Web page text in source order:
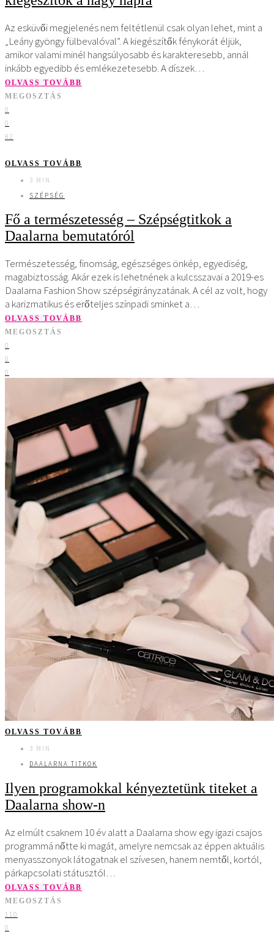
Az esküvői megjelenés nem feltétlenül csak olyan lehet, mint a
„Leány gyöngy fülbevalóval”. A kiegészítők fénykorát éljük,
amikor valami minél hangsúlyosabb és karakteresebb, annál
inkább egyedibb és emlékezetesebb. A díszek…
OLVASS TOVÁBB
MEGOSZTÁS
0
0
82
OLVASS TOVÁBB
3 MIN
SZÉPSÉG
Fő a természetesség – Szépségtitkok a
Daalarna bemutatóról
Természetesség, finomság, egészséges önkép, egyediség,
magabiztosság. Akár ezek is lehetnének a kulcsszavai a 2019-es
Daalarna Fashion Show szépségirányzatának. A cél az volt, hogy
a karizmatikus és erőteljes színpadi sminket a…
OLVASS TOVÁBB
MEGOSZTÁS
0
0
0
OLVASS TOVÁBB
3 MIN
DAALARNA TITKOK
Ilyen programokkal kényeztetünk titeket a
Daalarna show-n
Az elmúlt csaknem 10 év alatt a Daalarna show egy igazi csajos
programmá nőtte ki magát, amelyre nemcsak az éppen aktuális
menyasszonyok látogatnak el szívesen, hanem nemtől, kortól,
párkapcsolati státusztól…
OLVASS TOVÁBB
MEGOSZTÁS
110
0